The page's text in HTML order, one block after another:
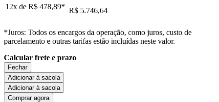
12x de R$ 478,89* R$ 5.746,64
*Juros: Todos os encargos da operação, como juros, custo de
parcelamento e outras tarifas estão incluídas neste valor.
Calcular frete e prazo
Fechar
Adicionar à sacola
Adicionar à sacola
Comprar agora